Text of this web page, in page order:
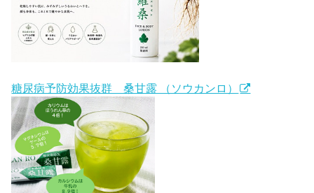
糖尿病予防効果抜群 桑甘露 （ソウカンロ）